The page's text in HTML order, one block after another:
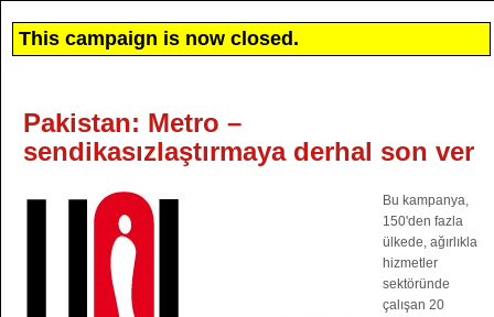
This campaign is now closed.
Pakistan: Metro –
sendikasızlaştırmaya derhal son ver
Bu kampanya,
150'den fazla
ülkede, ağırlıkla
hizmetler
sektöründe
çalışan 20